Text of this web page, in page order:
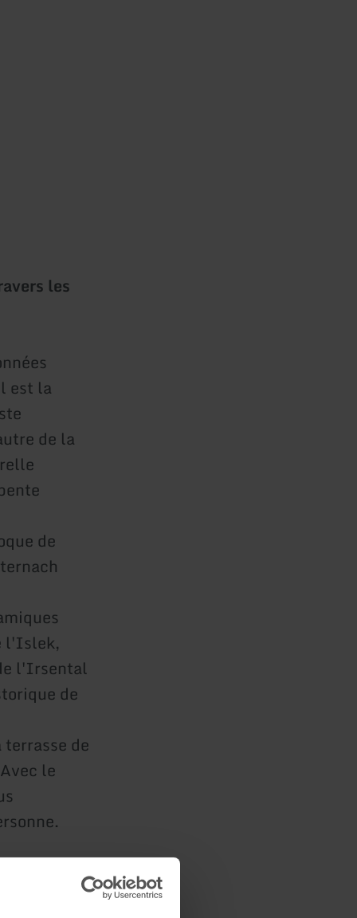
les
est la
de la
de
l'Islek,
l'Irsental
de
de
le